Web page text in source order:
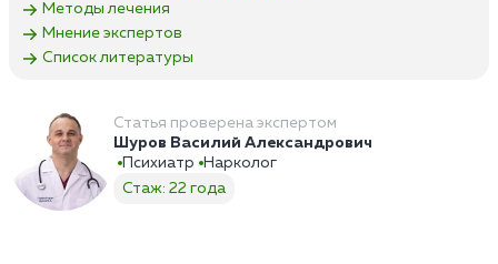
Методы лечения
Мнение экспертов
Список литературы
Статья проверена экспертом
Шуров Василий Александрович
Психиатр
Нарколог
Стаж: 22 года